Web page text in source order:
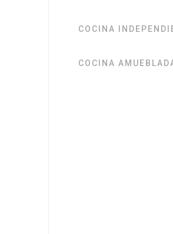
COCINA
COCINA